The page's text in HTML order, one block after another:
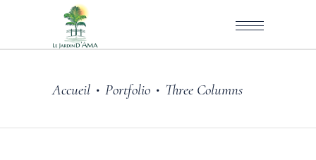
Accueil • Portfolio • Three Columns